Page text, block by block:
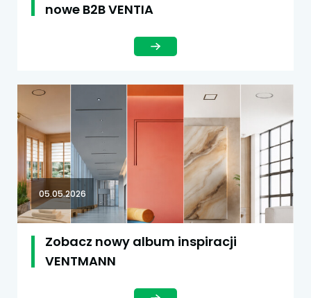
nowe B2B VENTIA
05.05.2026
Zobacz nowy album inspiracji
VENTMANN